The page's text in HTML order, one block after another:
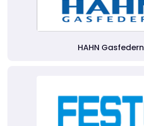
HAHN Gasfedern